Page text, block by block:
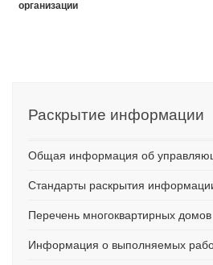
Раскрытие информации
Общая информация об
Стандарты раскрытия
Перечень многоквартирных домов
Информация о выполняемых